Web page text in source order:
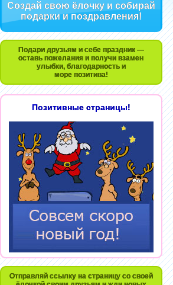
Создай свою ёлочку и собирай
подарки и поздравления!
Подари друзьям и себе праздник —
оставь пожелания и получи взамен
улыбки, благодарность и
море позитива!
Позитивные страницы!
Отправляй ссылку на страницу со своей